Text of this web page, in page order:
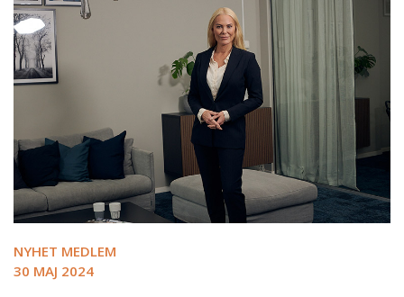
NYHET MEDLEM
30 MAJ 2024